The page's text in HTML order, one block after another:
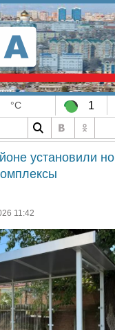
°C 1
установили
11:42